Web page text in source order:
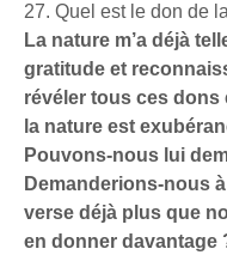
27. Quel est le don de
La nature m’a déjà
gratitude et
révéler tous ces
la nature est
Pouvons-nous lui
Demanderions-nous
verse déjà plus que
en donner davantage